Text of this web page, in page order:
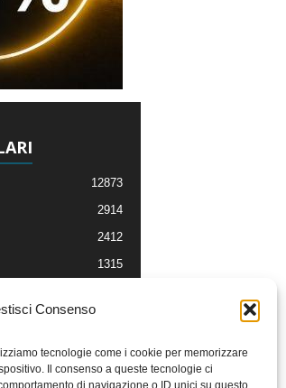
Consenso
tecnologie come i cookie per memorizzare
Il consenso a queste tecnologie ci
di navigazione o ID unici su questo
12873
2914
2412
1315